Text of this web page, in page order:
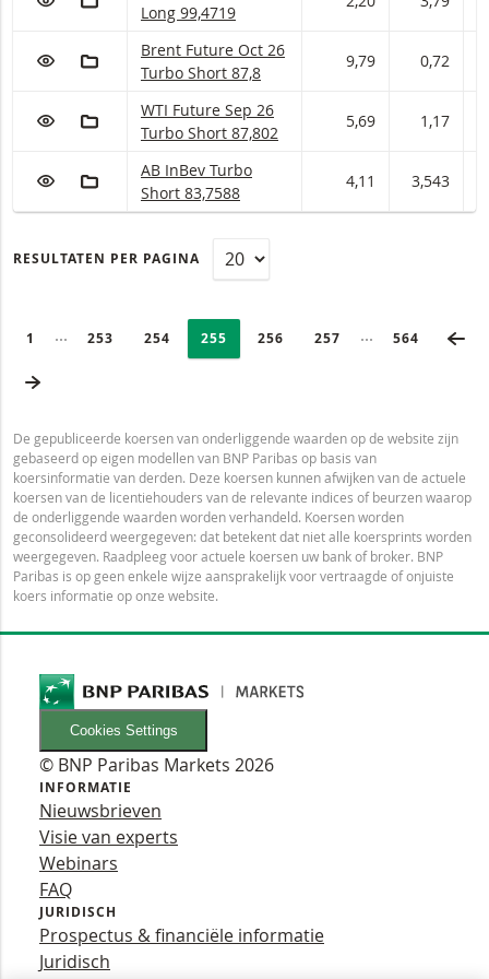
Long 99,4719
VOEG TOE AAN WATCHLIST
AAN PORTFOLIO TOEVOEGEN
Brent Future Oct 26 Turbo Short Met stop
Brent Future Oct 26
Turbo Short 87,8
9,79 0,72
VOEG TOE AAN WATCHLIST
AAN PORTFOLIO TOEVOEGEN
WTI Future Sep 26 Turbo Short Met stop loss-
WTI Future Sep 26
Turbo Short 87,802
5,69 1,17
VOEG TOE AAN WATCHLIST
AAN PORTFOLIO TOEVOEGEN
AB InBev Turbo Short Met stop loss-niveau
AB InBev Turbo
Short 83,7588
4,11 3,543
RESULTATEN PER PAGINA
PAGE
1 Ingeklapte pagina’s
PAGINA
253 PAGINA
254 Selected:
PAGINA
255 PAGINA
256 PAGINA
257 Ingeklapte
LAATSTE
564
De gepubliceerde koersen van onderliggende waarden op de website zijn
gebaseerd op eigen modellen van BNP Paribas op basis van
koersinformatie van derden. Deze koersen kunnen afwijken van de actuele
koersen van de licentiehouders van de relevante indices of beurzen waarop
de onderliggende waarden worden verhandeld. Koersen worden
geconsolideerd weergegeven: dat betekent dat niet alle koersprints worden
weergegeven. Raadpleeg voor actuele koersen uw bank of broker. BNP
Paribas is op geen enkele wijze aansprakelijk voor vertraagde of onjuiste
koers informatie op onze website.
Cookies Settings
© BNP Paribas Markets 2026
INFORMATIE
Nieuwsbrieven
Visie van experts
Webinars
FAQ
JURIDISCH
Prospectus & financiële informatie
Juridisch